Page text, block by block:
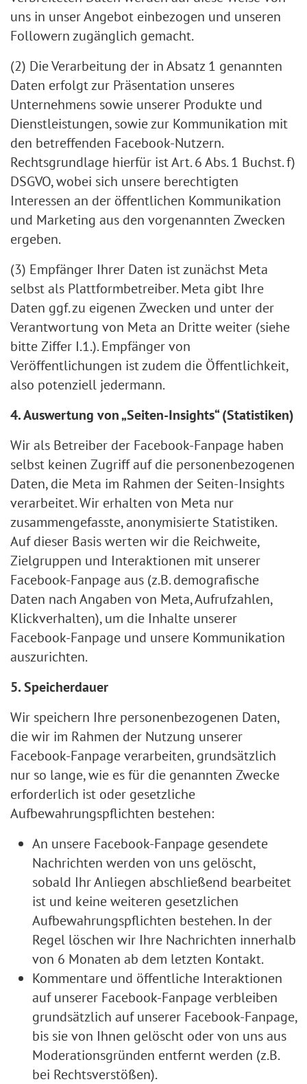
uns in unser Angebot einbezogen und unseren
Followern zugänglich gemacht.
(2) Die Verarbeitung der in Absatz 1 genannten
Daten erfolgt zur Präsentation unseres
Unternehmens sowie unserer Produkte und
Dienstleistungen, sowie zur Kommunikation mit
den betreffenden Facebook-Nutzern.
Rechtsgrundlage hierfür ist Art. 6 Abs. 1 Buchst. f)
DSGVO, wobei sich unsere berechtigten
Interessen an der öffentlichen Kommunikation
und Marketing aus den vorgenannten Zwecken
ergeben.
(3) Empfänger Ihrer Daten ist zunächst Meta
selbst als Plattformbetreiber. Meta gibt Ihre
Daten ggf. zu eigenen Zwecken und unter der
Verantwortung von Meta an Dritte weiter (siehe
bitte Ziffer I.1.). Empfänger von
Veröffentlichungen ist zudem die Öffentlichkeit,
also potenziell jedermann.
4. Auswertung von „Seiten-Insights“ (Statistiken)
Wir als Betreiber der Facebook-Fanpage haben
selbst keinen Zugriff auf die personenbezogenen
Daten, die Meta im Rahmen der Seiten-Insights
verarbeitet. Wir erhalten von Meta nur
zusammengefasste, anonymisierte Statistiken.
Auf dieser Basis werten wir die Reichweite,
Zielgruppen und Interaktionen mit unserer
Facebook-Fanpage aus (z.B. demografische
Daten nach Angaben von Meta, Aufrufzahlen,
Klickverhalten), um die Inhalte unserer
Facebook-Fanpage und unsere Kommunikation
auszurichten.
5. Speicherdauer
Wir speichern Ihre personenbezogenen Daten,
die wir im Rahmen der Nutzung unserer
Facebook-Fanpage verarbeiten, grundsätzlich
nur so lange, wie es für die genannten Zwecke
erforderlich ist oder gesetzliche
Aufbewahrungspflichten bestehen:
An unsere Facebook-Fanpage gesendete
Nachrichten werden von uns gelöscht,
sobald Ihr Anliegen abschließend bearbeitet
ist und keine weiteren gesetzlichen
Aufbewahrungspflichten bestehen. In der
Regel löschen wir Ihre Nachrichten innerhalb
von 6 Monaten ab dem letzten Kontakt.
Kommentare und öffentliche Interaktionen
auf unserer Facebook-Fanpage verbleiben
grundsätzlich auf unserer Facebook-Fanpage,
bis sie von Ihnen gelöscht oder von uns aus
Moderationsgründen entfernt werden (z.B.
bei Rechtsverstößen).